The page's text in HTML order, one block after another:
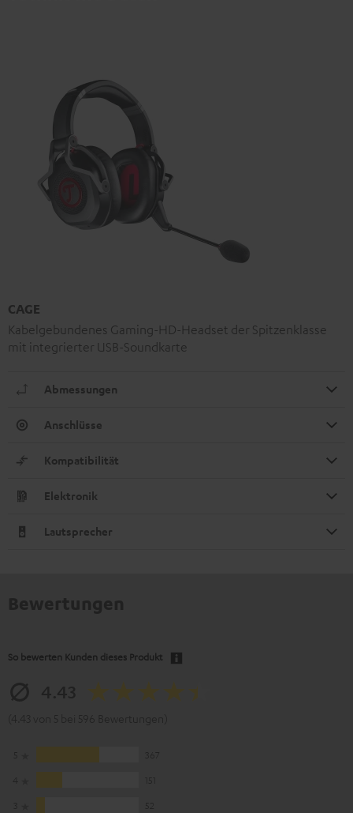
CAGE
Kabelgebundenes Gaming-HD-Headset der Spitzenklasse
mit integrierter USB-Soundkarte
Abmessungen
Anschlüsse
Kompatibilität
Elektronik
Lautsprecher
So bewerten Kunden dieses Produkt